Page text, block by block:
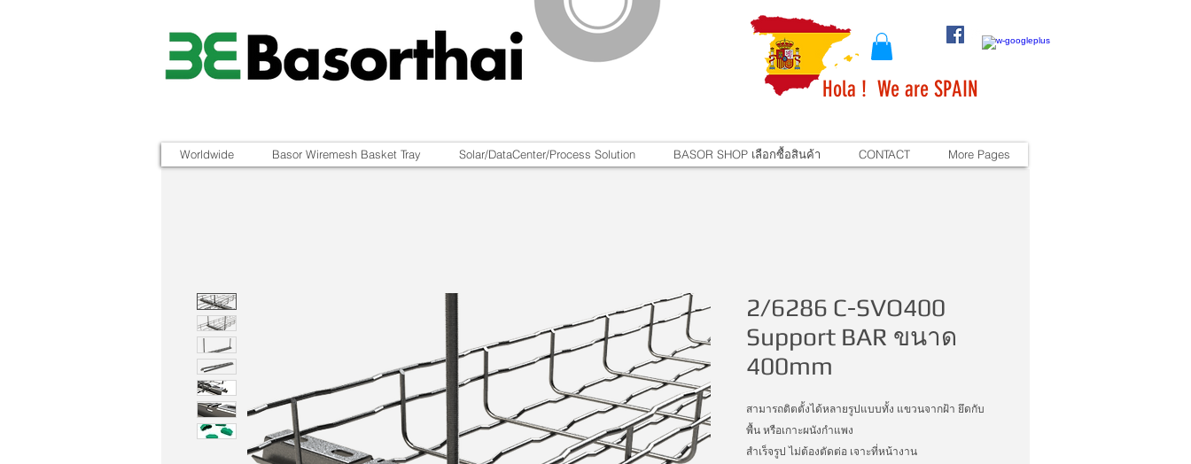
Hola ! We are SPAIN
Worldwide Basor Wiremesh Basket Tray Solar/DataCenter/Process Solution BASOR SHOP เลือกซื้อสินค้า CONTACT More Pages
2/6286 C-SVO400
Support BAR ขนาด
400mm
สามารถติตตั้งได้หลายรูปแบบทั้ง แขวนจากฝ้า ยึดกับ
พื้น หรือเกาะผนังกำแพง
สำเร็จรูป ไม่ต้องตัดต่อ เจาะที่หน้างาน